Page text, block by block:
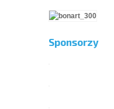
Sponsorzy